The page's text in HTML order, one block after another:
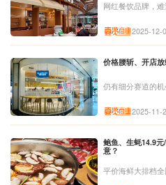
网红餐饮品牌，难
2025-12-
价格腰斩、开店
仍有细分赛道的机
2025-11-
鲍鱼、生蚝14.9
意？
平价海鲜大排档全